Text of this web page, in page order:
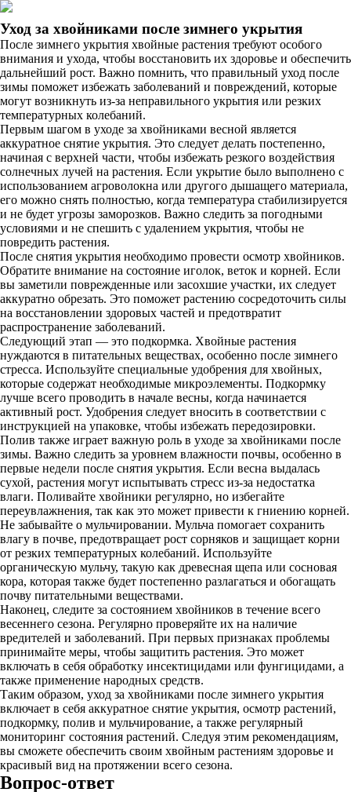
Уход за хвойниками после зимнего укрытия
После зимнего укрытия хвойные растения требуют особого
внимания и ухода, чтобы восстановить их здоровье и обеспечить
дальнейший рост. Важно помнить, что правильный уход после
зимы поможет избежать заболеваний и повреждений, которые
могут возникнуть из-за неправильного укрытия или резких
температурных колебаний.
Первым шагом в уходе за хвойниками весной является
аккуратное снятие укрытия. Это следует делать постепенно,
начиная с верхней части, чтобы избежать резкого воздействия
солнечных лучей на растения. Если укрытие было выполнено с
использованием агроволокна или другого дышащего материала,
его можно снять полностью, когда температура стабилизируется
и не будет угрозы заморозков. Важно следить за погодными
условиями и не спешить с удалением укрытия, чтобы не
повредить растения.
После снятия укрытия необходимо провести осмотр хвойников.
Обратите внимание на состояние иголок, веток и корней. Если
вы заметили поврежденные или засохшие участки, их следует
аккуратно обрезать. Это поможет растению сосредоточить силы
на восстановлении здоровых частей и предотвратит
распространение заболеваний.
Следующий этап — это подкормка. Хвойные растения
нуждаются в питательных веществах, особенно после зимнего
стресса. Используйте специальные удобрения для хвойных,
которые содержат необходимые микроэлементы. Подкормку
лучше всего проводить в начале весны, когда начинается
активный рост. Удобрения следует вносить в соответствии с
инструкцией на упаковке, чтобы избежать передозировки.
Полив также играет важную роль в уходе за хвойниками после
зимы. Важно следить за уровнем влажности почвы, особенно в
первые недели после снятия укрытия. Если весна выдалась
сухой, растения могут испытывать стресс из-за недостатка
влаги. Поливайте хвойники регулярно, но избегайте
переувлажнения, так как это может привести к гниению корней.
Не забывайте о мульчировании. Мульча помогает сохранить
влагу в почве, предотвращает рост сорняков и защищает корни
от резких температурных колебаний. Используйте
органическую мульчу, такую как древесная щепа или сосновая
кора, которая также будет постепенно разлагаться и обогащать
почву питательными веществами.
Наконец, следите за состоянием хвойников в течение всего
весеннего сезона. Регулярно проверяйте их на наличие
вредителей и заболеваний. При первых признаках проблемы
принимайте меры, чтобы защитить растения. Это может
включать в себя обработку инсектицидами или фунгицидами, а
также применение народных средств.
Таким образом, уход за хвойниками после зимнего укрытия
включает в себя аккуратное снятие укрытия, осмотр растений,
подкормку, полив и мульчирование, а также регулярный
мониторинг состояния растений. Следуя этим рекомендациям,
вы сможете обеспечить своим хвойным растениям здоровье и
красивый вид на протяжении всего сезона.
Вопрос-ответ